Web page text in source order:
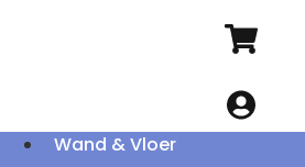
Wand & Vloer